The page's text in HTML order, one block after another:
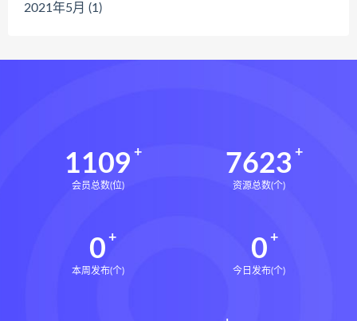
2021年5月 (1)
1109
会员总数(位)
7623
资源总数(个)
0
本周发布(个)
0
今日发布(个)